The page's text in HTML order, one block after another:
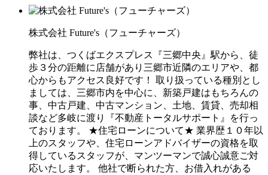
株式会社 Future's（フューチャーズ）
弊社は、つくばエクスプレス『三郷中央』駅から、徒
歩３分の距離に店舗があり三郷市近隣のエリアや、都
心からもアクセス良好です！ 取り扱っている種別とし
ましては、三郷市内を中心に、新築戸建はもちろんの
事、中古戸建、中古マンション、土地、賃貸、売却相
談など多岐に渡り『不動産トータルサポート』を行っ
ております。 ★住宅ローンについて★ 業界歴１０年以
上のスタッフや、住宅ローンアドバイザーの資格を取
得しているスタッフが、マンツーマンで誠心誠意ご対
応いたします。 他社で断られた方、お借入れがある